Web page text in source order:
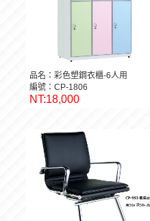
品名：彩色塑鋼衣櫃-6人用
編號：CP-1806
NT:18,000